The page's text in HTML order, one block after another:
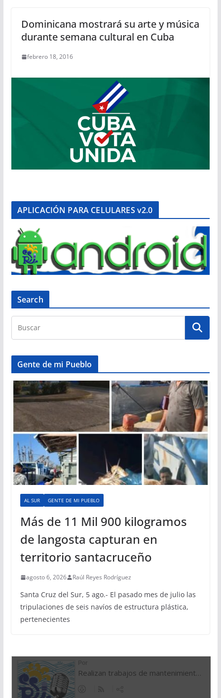
Dominicana mostrará su arte y música
durante semana cultural en Cuba
febrero 18, 2016
APLICACIÓN PARA CELULARES v2.0
Search
Gente de mi Pueblo
AL SUR GENTE DE MI PUEBLO
Más de 11 Mil 900 kilogramos
de langosta capturan en
territorio santacruceño
agosto 6, 2026 Raúl Reyes Rodríguez
Santa Cruz del Sur, 5 ago.- El pasado mes de julio las
tripulaciones de seis navíos de estructura plástica,
pertenecientes